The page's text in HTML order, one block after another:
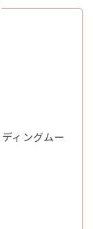
ィングムー